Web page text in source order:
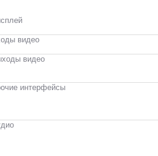
видео
видео
интерфейсы